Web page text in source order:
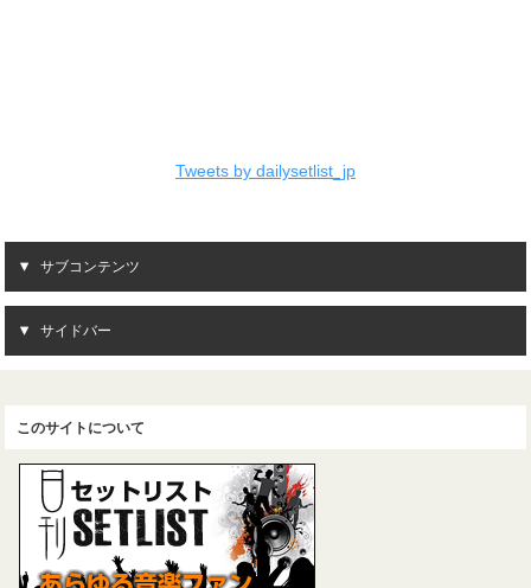
Tweets by dailysetlist_jp
サブコンテンツ
サイドバー
このサイトについて